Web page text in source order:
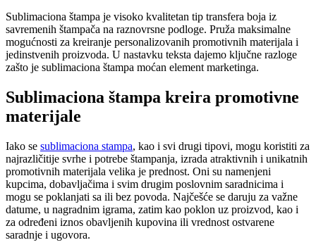
Sublimaciona štampa je visoko kvalitetan tip transfera boja iz
savremenih štampača na raznovrsne podloge. Pruža maksimalne
mogućnosti za kreiranje personalizovanih promotivnih materijala i
jedinstvenih proizvoda. U nastavku teksta dajemo ključne razloge
zašto je sublimaciona štampa moćan element marketinga.
Sublimaciona štampa kreira promotivne
materijale
Iako se sublimaciona stampa, kao i svi drugi tipovi, mogu koristiti za
najrazličitije svrhe i potrebe štampanja, izrada atraktivnih i unikatnih
promotivnih materijala velika je prednost. Oni su namenjeni
kupcima, dobavljačima i svim drugim poslovnim saradnicima i
mogu se poklanjati sa ili bez povoda. Najčešće se daruju za važne
datume, u nagradnim igrama, zatim kao poklon uz proizvod, kao i
za određeni iznos obavljenih kupovina ili vrednost ostvarene
saradnje i ugovora.